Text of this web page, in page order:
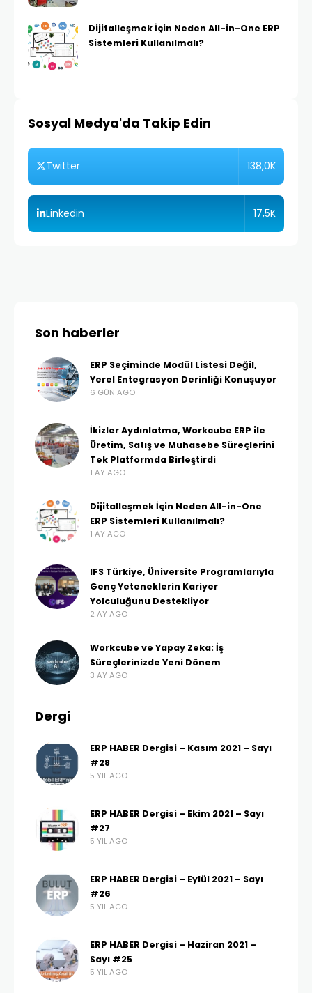
Dijitalleşmek İçin Neden All-in-One ERP
Sistemleri Kullanılmalı?
Sosyal Medya'da Takip Edin
Twitter 138,0K
Linkedin 17,5K
Son haberler
ERP Seçiminde Modül Listesi Değil,
Yerel Entegrasyon Derinliği Konuşuyor
6 GÜN AGO
İkizler Aydınlatma, Workcube ERP ile
Üretim, Satış ve Muhasebe Süreçlerini
Tek Platformda Birleştirdi
1 AY AGO
Dijitalleşmek İçin Neden All-in-One
ERP Sistemleri Kullanılmalı?
1 AY AGO
IFS Türkiye, Üniversite Programlarıyla
Genç Yeteneklerin Kariyer
Yolculuğunu Destekliyor
2 AY AGO
Workcube ve Yapay Zeka: İş
Süreçlerinizde Yeni Dönem
3 AY AGO
Dergi
ERP HABER Dergisi – Kasım 2021 – Sayı
#28
5 YIL AGO
ERP HABER Dergisi – Ekim 2021 – Sayı
#27
5 YIL AGO
ERP HABER Dergisi – Eylül 2021 – Sayı
#26
5 YIL AGO
ERP HABER Dergisi – Haziran 2021 –
Sayı #25
5 YIL AGO